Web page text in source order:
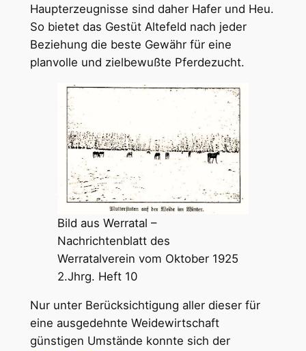
Haupterzeugnisse sind daher Hafer und Heu.
So bietet das Gestüt Altefeld nach jeder
Beziehung die beste Gewähr für eine
planvolle und zielbewußte Pferdezucht.
Bild aus Werratal –
Nachrichtenblatt des
Werratalverein vom Oktober 1925
2.Jhrg. Heft 10
Nur unter Berücksichtigung aller dieser für
eine ausgedehnte Weidewirtschaft
günstigen Umstände konnte sich der